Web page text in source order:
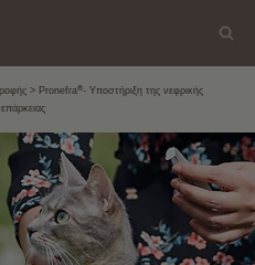
Pronefra®- Υποστήριξη της νεφρικής